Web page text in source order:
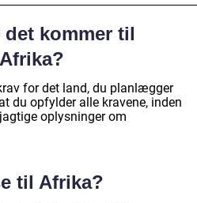
kommer til
for det land, du planlægger
du opfylder alle kravene, inden
oplysninger om
til Afrika?